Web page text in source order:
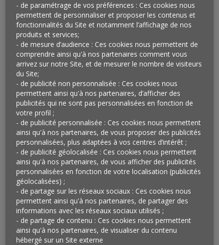
commerces locaux sur la cinquantaine recensée sur la
localité (les bars et tabacs sont exclus de cette
opération). Ils n’ont qu’à se rendre à l’accueil du Super
U munis de leur carte pour se faire remettre la somme
qu’ils désirent, débitée de leur compte fidélité, sous
forme d’un chèque cadeau qui pourra être utilisé dans
l’un des magasins participants. Ne reste plus alors au
commerçant bénéficiaire de renvoyer ce chèque
accompagné du ticket de caisse au Super U pour
obtenir son remboursement.
Qu’en penser ?
Loin des grandes intentions délivrées par les élus
locaux lorsque est abordée la question des centres-
villes et de leur déshérence, les initiatives de certains
commerçants viennent parfois apporter,
simplicité et leur bienveillance, des solutions
concrètes, faciles à mettre en œuvre et inattendues
comme celle imaginée par le Super U de Craponne-sur-
Arzon. Pourquoi la grande distribution devrait-elle
toujours s’opposer aux commerces indépendants ?
- de paramétrage de vos préférences : Ces cookies nous
permettent de personnaliser et proposer les contenus et
fonctionnalités du Site et notamment l’affichage de nos
produits et services;
- de mesure d’audience : Ces cookies nous permettent de
comprendre ainsi qu'à nos partenaires comment vous
arrivez sur notre Site, et de mesurer le nombre de visiteurs
du Site;
- de publicité non personnalisée : Ces cookies nous
permettent ainsi qu'à nos partenaires, d’afficher des
publicités qui ne sont pas personnalisées en fonction de
votre profil ;
- de publicité personnalisée : Ces cookies nous permettent
ainsi qu'à nos partenaires, de vous proposer des publicités
personnalisées, plus adaptées à vos centres d’intérêt ;
- de publicité géolocalisée : Ces cookies nous permettent
ainsi qu'à nos partenaires, de vous afficher des publicités
personnalisées en fonction de votre localisation (publicités
géolocalisées) ;
- de partage sur les réseaux sociaux : Ces cookies nous
permettent ainsi qu'à nos partenaires, de partager des
informations avec les réseaux sociaux utilisés ;
- de partage de contenu : Ces cookies nous permettent
ainsi qu'à nos partenaires, de visualiser du contenu
hébergé sur un Site externe